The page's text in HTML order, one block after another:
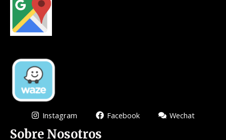
Instagram Facebook Wechat
Sobre Nosotros